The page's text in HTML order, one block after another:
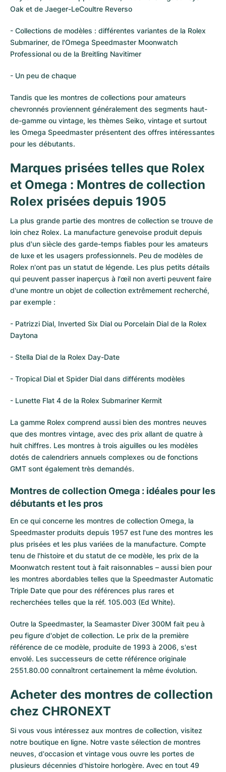
Oak et de Jaeger-LeCoultre Reverso
- Collections de modèles : différentes variantes de la Rolex
Submariner, de l'Omega Speedmaster Moonwatch
Professional ou de la Breitling Navitimer
- Un peu de chaque
Tandis que les montres de collections pour amateurs
chevronnés proviennent généralement des segments haut-
de-gamme ou vintage, les thèmes Seiko, vintage et surtout
les Omega Speedmaster présentent des offres intéressantes
pour les débutants.
Marques prisées telles que Rolex
et Omega : Montres de collection
Rolex prisées depuis 1905
La plus grande partie des montres de collection se trouve de
loin chez Rolex. La manufacture genevoise produit depuis
plus d'un siècle des garde-temps fiables pour les amateurs
de luxe et les usagers professionnels. Peu de modèles de
Rolex n'ont pas un statut de légende. Les plus petits détails
qui peuvent passer inaperçus à l'œil non averti peuvent faire
d'une montre un objet de collection extrêmement recherché,
par exemple :
- Patrizzi Dial, Inverted Six Dial ou Porcelain Dial de la Rolex
Daytona
- Stella Dial de la Rolex Day-Date
- Tropical Dial et Spider Dial dans différents modèles
- Lunette Flat 4 de la Rolex Submariner Kermit
La gamme Rolex comprend aussi bien des montres neuves
que des montres vintage, avec des prix allant de quatre à
huit chiffres. Les montres à trois aiguilles ou les modèles
dotés de calendriers annuels complexes ou de fonctions
GMT sont également très demandés.
Montres de collection Omega : idéales pour les
débutants et les pros
En ce qui concerne les montres de collection Omega, la
Speedmaster produits depuis 1957 est l'une des montres les
plus prisées et les plus variées de la manufacture. Compte
tenu de l'histoire et du statut de ce modèle, les prix de la
Moonwatch restent tout à fait raisonnables – aussi bien pour
les montres abordables telles que la Speedmaster Automatic
Triple Date que pour des références plus rares et
recherchées telles que la réf. 105.003 (Ed White).
Outre la Speedmaster, la Seamaster Diver 300M fait peu à
peu figure d'objet de collection. Le prix de la première
référence de ce modèle, produite de 1993 à 2006, s'est
envolé. Les successeurs de cette référence originale
2551.80.00 connaîtront certainement la même évolution.
Acheter des montres de collection
chez CHRONEXT
Si vous vous intéressez aux montres de collection, visitez
notre boutique en ligne. Notre vaste sélection de montres
neuves, d'occasion et vintage vous ouvre les portes de
plusieurs décennies d'histoire horlogère. Avec en tout 49